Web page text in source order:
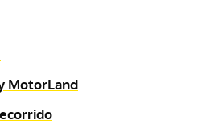
MotorLand